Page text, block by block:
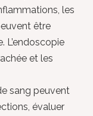
les
être
L’endoscopie
et les
sang peuvent
évaluer